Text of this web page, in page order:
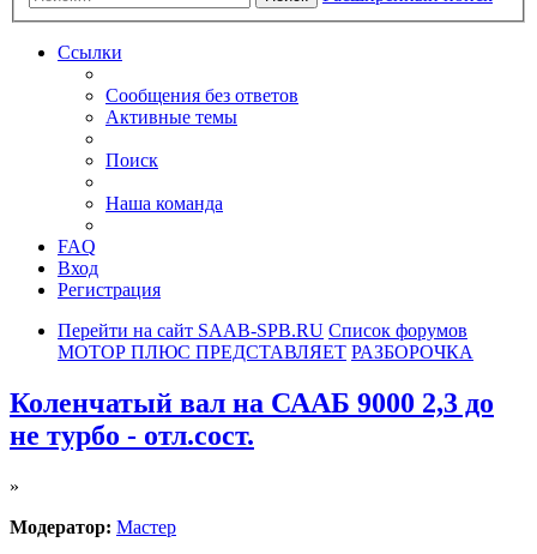
Ссылки
Сообщения без ответов
Активные темы
Поиск
Наша команда
FAQ
Вход
Регистрация
Перейти на сайт SAAB-SPB.RU Список форумов
МОТОР ПЛЮС ПРЕДСТАВЛЯЕТ РАЗБОРОЧКА
Коленчатый вал на СААБ 9000 2,3 до
не турбо - отл.сост.
»
Модератор: Мастер